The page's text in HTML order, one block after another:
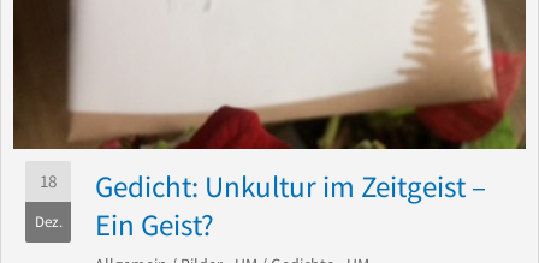
18
Dez.
Gedicht: Unkultur im Zeitgeist –
Ein Geist?